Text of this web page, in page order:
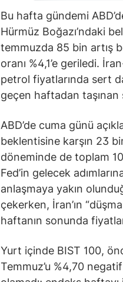
Bu hafta gündemi
Hürmüz Boğazı’ndaki
temmuzda 85 bin artış
oranı %4,1’e geriledi.
petrol fiyatlarında sert
geçen haftadan taşınan
ABD’de cuma günü
beklentisine karşın 23
döneminde de toplam
Fed’in gelecek
anlaşmaya yakın
çekerken, İran’ın
haftanın sonunda
Yurt içinde BIST 100,
Temmuz’u %4,70